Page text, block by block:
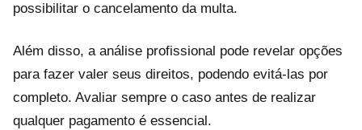
possibilitar o cancelamento da multa.
Além disso, a análise profissional pode revelar opções
para fazer valer seus direitos, podendo evitá-las por
completo. Avaliar sempre o caso antes de realizar
qualquer pagamento é essencial.